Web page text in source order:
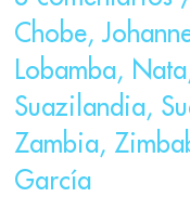
Chobe,
Lobamba, Nata
Suazilandia,
Zambia,
García
ZAMBIA
Y